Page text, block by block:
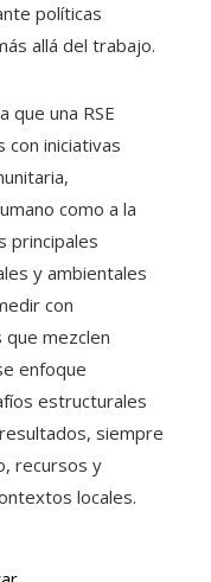
políticas
allá del trabajo.
que una RSE
con iniciativas
como a la
principales
y ambientales
con
mezclen
enfoque
estructurales
siempre
recursos y
locales.